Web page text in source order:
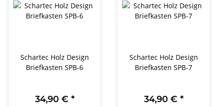
Schartec Holz Design
Briefkasten SPB-6
34,90 € *
Schartec Holz Design
Briefkasten SPB-7
34,90 € *